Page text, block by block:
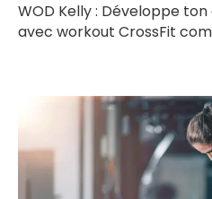
Programmes
Outils
Codes
WOD Kelly : Développe
avec workout CrossFit